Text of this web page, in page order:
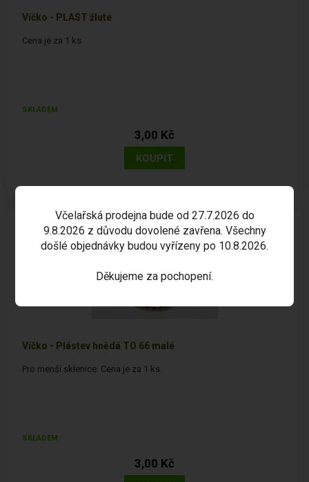
Víčko - PLAST žluté
Cena je za 1 ks.
SKLADEM
3,00 Kč
Víčko - Plástev hnědá TO 66 malé
Pro menší sklenice. Cena je za 1 ks.
SKLADEM
3,00 Kč
Včelařská prodejna bude od 27.7.2026 do
9.8.2026 z důvodu dovolené zavřena. Všechny
došlé objednávky budou vyřízeny po 10.8.2026.
Děkujeme za pochopení.